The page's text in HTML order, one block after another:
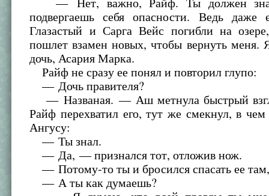
подвергаешь себя опасности. Ведь даже
Глазастый и Сарга Вейс погибли на
пошлет взамен новых, чтобы вернуть меня.
дочь, Асария Марка.
Райф не сразу ее понял и повторил глупо:
— Дочь правителя?
— Названая. — Аш метнула быстрый
Райф перехватил его, тут же смекнул, в чем
Ангусу:
— Ты знал.
— Да, — признался тот, отложив нож.
— Потому-то ты и бросился спасать ее
— А ты как думаешь?